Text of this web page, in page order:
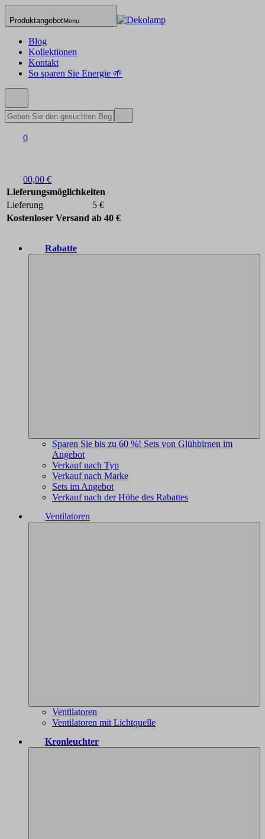
ProduktangebotMenu
Blog
Kollektionen
Kontakt
So sparen Sie Energie 🌱
0
00,00 €
Lieferungsmöglichkeiten
Lieferung
5 €
Kostenloser Versand ab 40 €
Rabatte
Sparen Sie bis zu 60 %! Sets von Glühbirnen im
Angebot
Verkauf nach Typ
Verkauf nach Marke
Sets im Angebot
Verkauf nach der Höhe des Rabattes
Ventilatoren
Ventilatoren
Ventilatoren mit Lichtquelle
Kronleuchter